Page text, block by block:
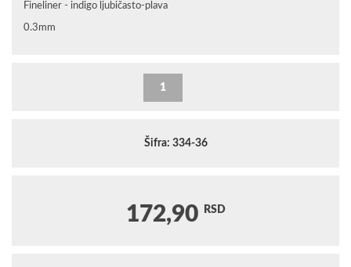
Fineliner - indigo ljubičasto-plava
0.3mm
Šifra: 334-36
172,90 RSD